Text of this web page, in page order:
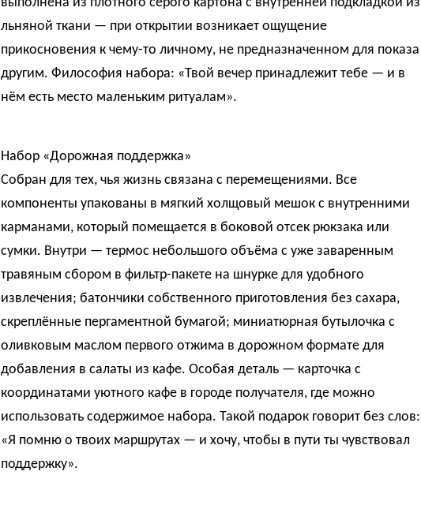
льняной ткани — при открытии возникает ощущение
прикосновения к чему-то личному, не предназначенном для показа
другим. Философия набора: «Твой вечер принадлежит тебе — и в
нём есть место маленьким ритуалам».
Набор «Дорожная поддержка»
Собран для тех, чья жизнь связана с перемещениями. Все
компоненты упакованы в мягкий холщовый мешок с внутренними
карманами, который помещается в боковой отсек рюкзака или
сумки. Внутри — термос небольшого объёма с уже заваренным
травяным сбором в фильтр-пакете на шнурке для удобного
извлечения; батончики собственного приготовления без сахара,
скреплённые пергаментной бумагой; миниатюрная бутылочка с
оливковым маслом первого отжима в дорожном формате для
добавления в салаты из кафе. Особая деталь — карточка с
координатами уютного кафе в городе получателя, где можно
использовать содержимое набора. Такой подарок говорит без слов:
«Я помню о твоих маршрутах — и хочу, чтобы в пути ты чувствовал
поддержку».